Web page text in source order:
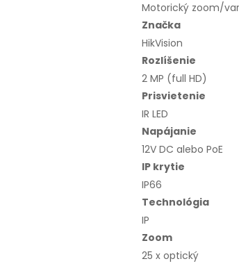
Motorický zoom/
Značka
HikVision
Rozlíšenie
2 MP (full HD)
Prisvietenie
IR LED
Napájanie
12V DC alebo PoE
IP krytie
IP66
Technológia
IP
Zoom
25 x optický